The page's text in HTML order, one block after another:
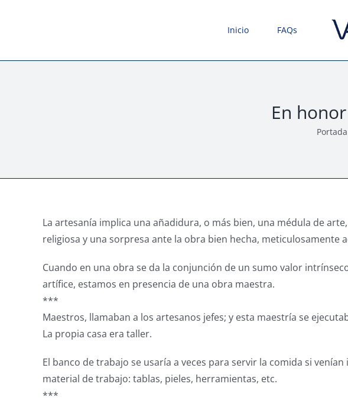
Inicio FAQs
En
Portada
La artesanía implica una añadidura, o más bien, una médula de
religiosa y una sorpresa ante la obra bien hecha, meticulosamente
Cuando en una obra se da la conjunción de un sumo valor
artífice, estamos en presencia de una obra maestra.
***
Maestros, llamaban a los artesanos jefes; y esta maestría se
La propia casa era taller.
El banco de trabajo se usaría a veces para servir la comida si
material de trabajo: tablas, pieles, herramientas, etc.
***